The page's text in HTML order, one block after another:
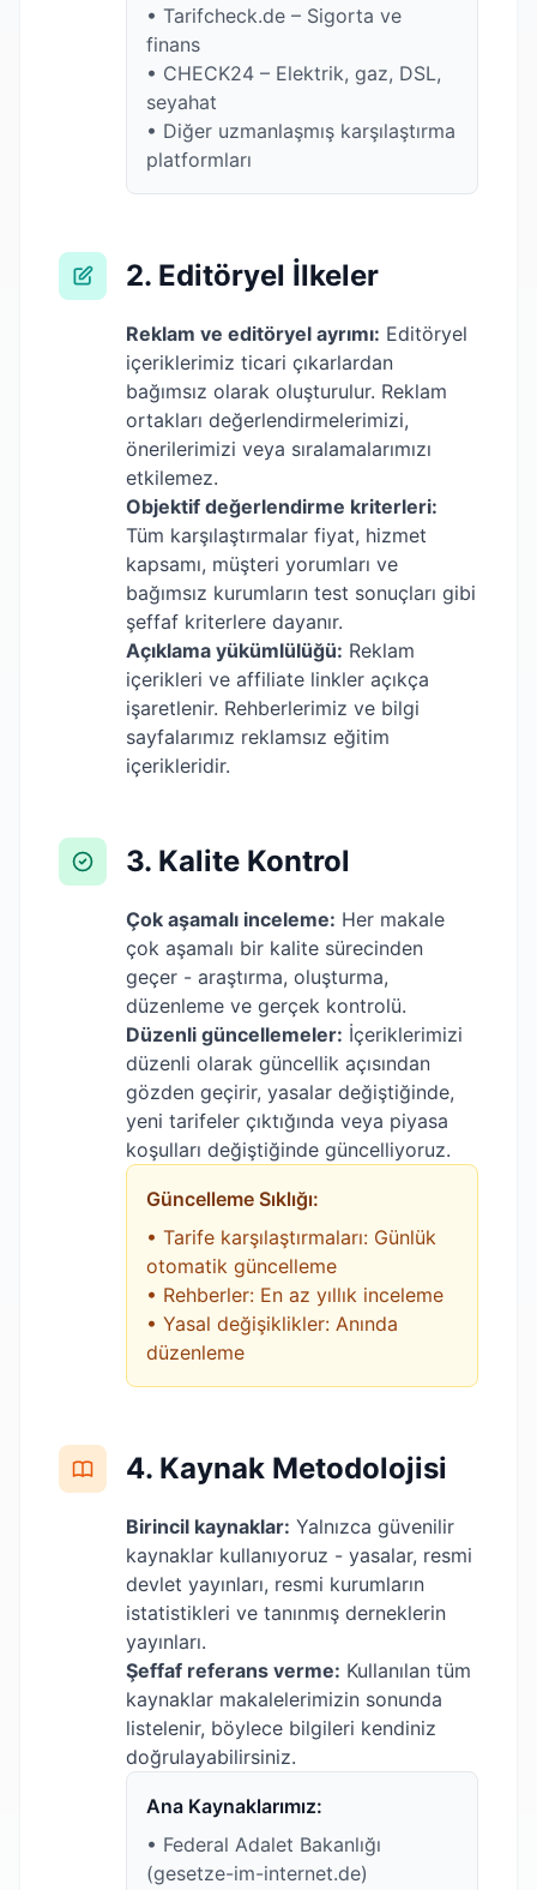
• Tarifcheck.de – Sigorta ve
finans
• CHECK24 – Elektrik, gaz, DSL,
seyahat
• Diğer uzmanlaşmış karşılaştırma
platformları
2. Editöryel İlkeler
Reklam ve editöryel ayrımı: Editöryel
içeriklerimiz ticari çıkarlardan
bağımsız olarak oluşturulur. Reklam
ortakları değerlendirmelerimizi,
önerilerimizi veya sıralamalarımızı
etkilemez.
Objektif değerlendirme kriterleri:
Tüm karşılaştırmalar fiyat, hizmet
kapsamı, müşteri yorumları ve
bağımsız kurumların test sonuçları gibi
şeffaf kriterlere dayanır.
Açıklama yükümlülüğü: Reklam
içerikleri ve affiliate linkler açıkça
işaretlenir. Rehberlerimiz ve bilgi
sayfalarımız reklamsız eğitim
içerikleridir.
3. Kalite Kontrol
Çok aşamalı inceleme: Her makale
çok aşamalı bir kalite sürecinden
geçer - araştırma, oluşturma,
düzenleme ve gerçek kontrolü.
Düzenli güncellemeler: İçeriklerimizi
düzenli olarak güncellik açısından
gözden geçirir, yasalar değiştiğinde,
yeni tarifeler çıktığında veya piyasa
koşulları değiştiğinde güncelliyoruz.
Güncelleme Sıklığı:
• Tarife karşılaştırmaları: Günlük
otomatik güncelleme
• Rehberler: En az yıllık inceleme
• Yasal değişiklikler: Anında
düzenleme
4. Kaynak Metodolojisi
Birincil kaynaklar: Yalnızca güvenilir
kaynaklar kullanıyoruz - yasalar, resmi
devlet yayınları, resmi kurumların
istatistikleri ve tanınmış derneklerin
yayınları.
Şeffaf referans verme: Kullanılan tüm
kaynaklar makalelerimizin sonunda
listelenir, böylece bilgileri kendiniz
doğrulayabilirsiniz.
Ana Kaynaklarımız:
• Federal Adalet Bakanlığı
(gesetze-im-internet.de)